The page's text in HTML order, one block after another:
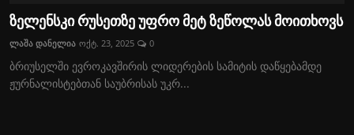
ზელენსკი რუსეთზე უფრო მეტ ზეწოლას მოითხოვს
ლაშა დანელია ოქტ. 23, 2025 0
ბრიუსელში ევროკავშირის ლიდერების სამიტის დაწყებამდე
ჟურნალისტებთან საუბრისას უკრ...